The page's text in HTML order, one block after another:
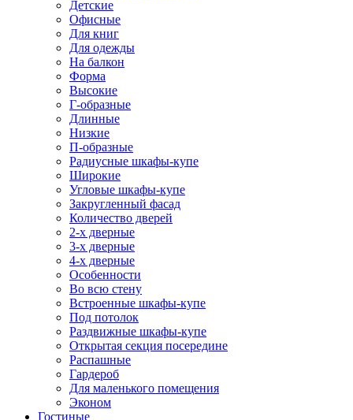
Детские
Офисные
Для книг
Для одежды
На балкон
Форма
Высокие
Г-образные
Длинные
Низкие
П-образные
Радиусные шкафы-купе
Широкие
Угловые шкафы-купе
Закругленный фасад
Количество дверей
2-х дверные
3-х дверные
4-х дверные
Особенности
Во всю стену
Встроенные шкафы-купе
Под потолок
Раздвижные шкафы-купе
Открытая секция посередине
Распашные
Гардероб
Для маленького помещения
Эконом
Гостиные